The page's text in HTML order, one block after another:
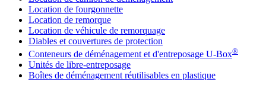
Location de fourgonnette
Location de remorque
Location de véhicule de remorquage
Diables et couvertures de protection
Conteneurs de déménagement et d'entreposage U-Box®
Unités de libre-entreposage
Boîtes de déménagement réutilisables en plastique